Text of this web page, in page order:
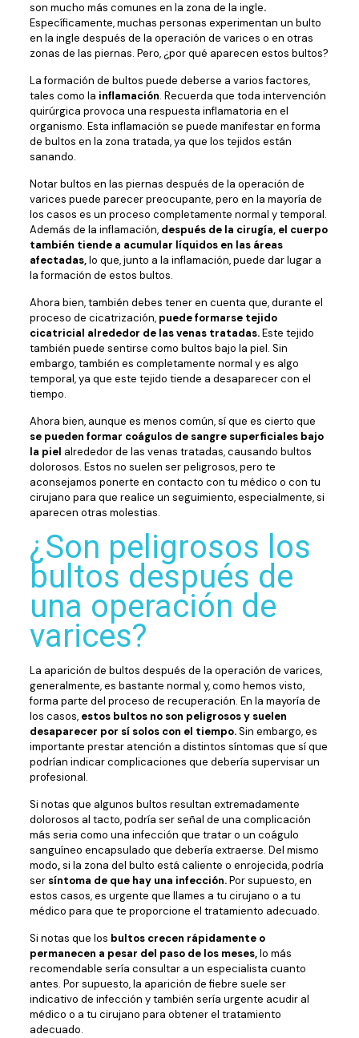
son mucho más comunes en la zona de la ingle.
Específicamente, muchas personas experimentan un bulto
en la ingle después de la operación de varices o en otras
zonas de las piernas. Pero, ¿por qué aparecen estos bultos?
La formación de bultos puede deberse a varios factores,
tales como la inflamación. Recuerda que toda intervención
quirúrgica provoca una respuesta inflamatoria en el
organismo. Esta inflamación se puede manifestar en forma
de bultos en la zona tratada, ya que los tejidos están
sanando.
Notar bultos en las piernas después de la operación de
varices puede parecer preocupante, pero en la mayoría de
los casos es un proceso completamente normal y temporal.
Además de la inflamación, después de la cirugía, el cuerpo
también tiende a acumular líquidos en las áreas
afectadas,lo que, junto a la inflamación, puede dar lugar a
la formación de estos bultos.
Ahora bien, también debes tener en cuenta que, durante el
proceso de cicatrización, puede formarse tejido
cicatricial alrededor de las venas tratadas.Este tejido
también puede sentirse como bultos bajo la piel. Sin
embargo, también es completamente normal y es algo
temporal, ya que este tejido tiende a desaparecer con el
tiempo.
Ahora bien, aunque es menos común, sí que es cierto que
se pueden formar coágulos de sangre superficiales bajo
la piel alrededor de las venas tratadas, causando bultos
dolorosos. Estos no suelen ser peligrosos, pero te
aconsejamos ponerte en contacto con tu médico o con tu
cirujano para que realice un seguimiento, especialmente, si
aparecen otras molestias.
¿Son peligrosos los
bultos después de
una operación de
varices?
La aparición de bultos después de la operación de varices,
generalmente, es bastante normal y, como hemos visto,
forma parte del proceso de recuperación. En la mayoría de
los casos, estos bultos no son peligrosos y suelen
desaparecer por sí solos con el tiempo.Sin embargo, es
importante prestar atención a distintos síntomas que sí que
podrían indicar complicaciones que debería supervisar un
profesional.
Si notas que algunos bultos resultan extremadamente
dolorosos al tacto, podría ser señal de una complicación
más seria como una infección que tratar o un coágulo
sanguíneo encapsulado que debería extraerse. Del mismo
modo,si la zona del bulto está caliente o enrojecida, podría
sersíntoma de que hay una infección.Por supuesto, en
estos casos, es urgente que llames a tu cirujano o a tu
médico para que te proporcione el tratamiento adecuado.
Si notas que los bultos crecen rápidamente o
permanecen a pesar del paso de los meses,lo más
recomendable sería consultar a un especialista cuanto
antes. Por supuesto, la aparición de fiebre suele ser
indicativo de infección y también sería urgente acudir al
médico o a tu cirujano para obtener el tratamiento
adecuado.